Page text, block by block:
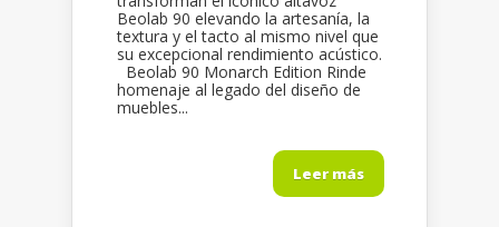
Beolab 90 elevando la artesanía, la
textura y el tacto al mismo nivel que
su excepcional rendimiento acústico.
Beolab 90 Monarch Edition Rinde
homenaje al legado del diseño de
muebles...
Leer más